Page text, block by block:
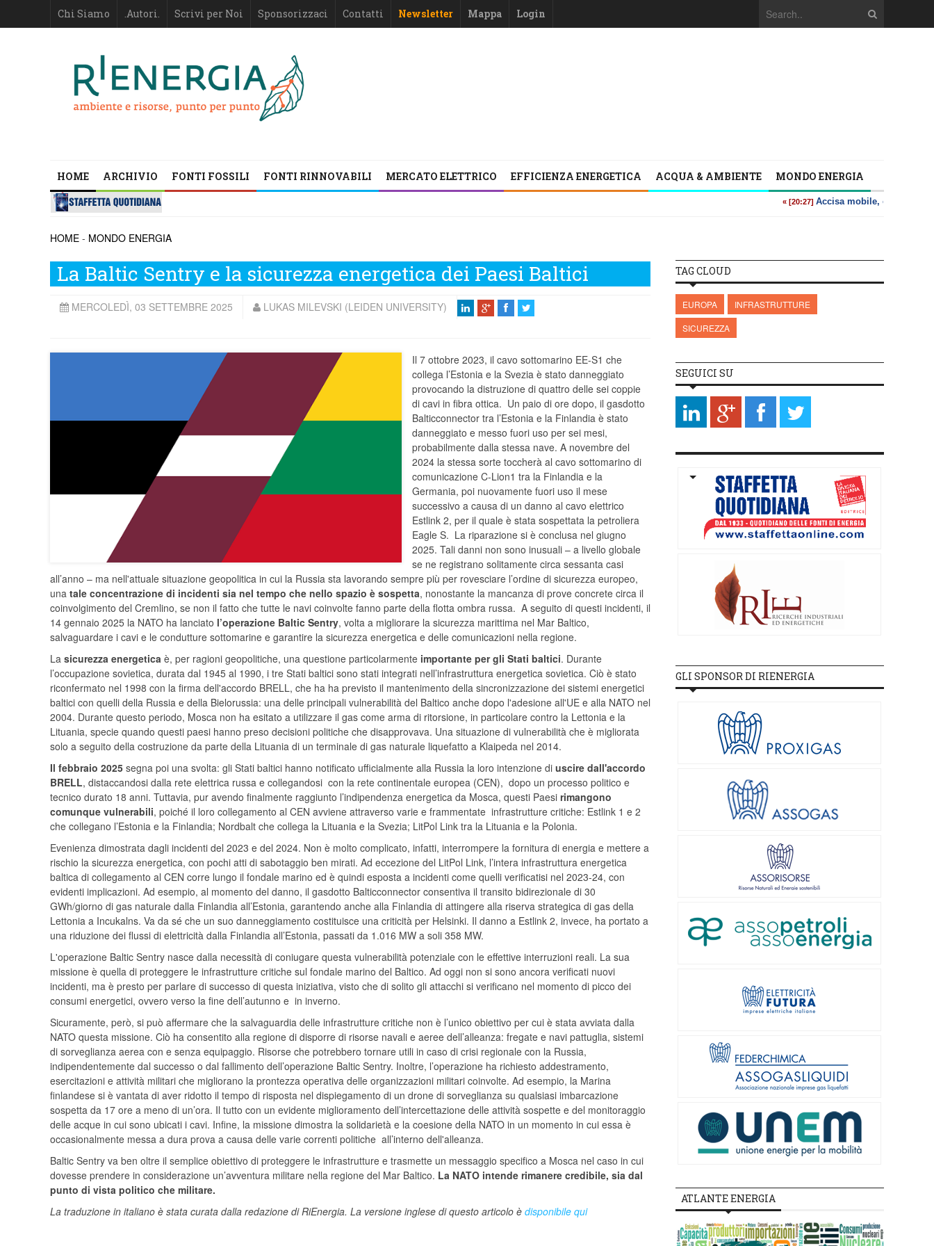
Chi Siamo .Autori. Scrivi per Noi Sponsorizzaci Contatti Newsletter Mappa Login
HOME ARCHIVIO FONTI FOSSILI FONTI RINNOVABILI MERCATO ELETTRICO EFFICIENZA ENERGETICA ACQUA & AMBIENTE MONDO ENERGIA
HOME - MONDO ENERGIA
La Baltic Sentry e la sicurezza energetica dei Paesi Baltici
MERCOLEDÌ, 03 SETTEMBRE 2025 LUKAS MILEVSKI (LEIDEN UNIVERSITY)
Il 7 ottobre 2023, il cavo sottomarino EE-S1 che
collega l’Estonia e la Svezia è stato danneggiato
provocando la distruzione di quattro delle sei coppie
di cavi in fibra ottica. Un paio di ore dopo, il gasdotto
Balticconnector tra l’Estonia e la Finlandia è stato
danneggiato e messo fuori uso per sei mesi,
probabilmente dalla stessa nave. A novembre del
2024 la stessa sorte toccherà al cavo sottomarino di
comunicazione C-Lion1 tra la Finlandia e la
Germania, poi nuovamente fuori uso il mese
successivo a causa di un danno al cavo elettrico
Estlink 2, per il quale è stata sospettata la petroliera
Eagle S. La riparazione si è conclusa nel giugno
2025. Tali danni non sono inusuali – a livello globale
se ne registrano solitamente circa sessanta casi
all’anno – ma nell'attuale situazione geopolitica in cui la Russia sta lavorando sempre più per rovesciare l’ordine di sicurezza europeo,
una tale concentrazione di incidenti sia nel tempo che nello spazio è sospetta, nonostante la mancanza di prove concrete circa il
coinvolgimento del Cremlino, se non il fatto che tutte le navi coinvolte fanno parte della flotta ombra russa. A seguito di questi incidenti, il
14 gennaio 2025 la NATO ha lanciato l’operazione Baltic Sentry, volta a migliorare la sicurezza marittima nel Mar Baltico,
salvaguardare i cavi e le condutture sottomarine e garantire la sicurezza energetica e delle comunicazioni nella regione.
La sicurezza energetica è, per ragioni geopolitiche, una questione particolarmente importante per gli Stati baltici. Durante
l’occupazione sovietica, durata dal 1945 al 1990, i tre Stati baltici sono stati integrati nell’infrastruttura energetica sovietica. Ciò è stato
riconfermato nel 1998 con la firma dell'accordo BRELL, che ha ha previsto il mantenimento della sincronizzazione dei sistemi energetici
baltici con quelli della Russia e della Bielorussia: una delle principali vulnerabilità del Baltico anche dopo l'adesione all'UE e alla NATO nel
2004. Durante questo periodo, Mosca non ha esitato a utilizzare il gas come arma di ritorsione, in particolare contro la Lettonia e la
Lituania, specie quando questi paesi hanno preso decisioni politiche che disapprovava. Una situazione di vulnerabilità che è migliorata
solo a seguito della costruzione da parte della Lituania di un terminale di gas naturale liquefatto a Klaipeda nel 2014.
Il febbraio 2025 segna poi una svolta: gli Stati baltici hanno notificato ufficialmente alla Russia la loro intenzione di uscire dall'accordo
BRELL, distaccandosi dalla rete elettrica russa e collegandosi con la rete continentale europea (CEN), dopo un processo politico e
tecnico durato 18 anni. Tuttavia, pur avendo finalmente raggiunto l’indipendenza energetica da Mosca, questi Paesi rimangono
comunque vulnerabili, poiché il loro collegamento al CEN avviene attraverso varie e frammentate infrastrutture critiche: Estlink 1 e 2
che collegano l’Estonia e la Finlandia; Nordbalt che collega la Lituania e la Svezia; LitPol Link tra la Lituania e la Polonia.
Evenienza dimostrata dagli incidenti del 2023 e del 2024. Non è molto complicato, infatti, interrompere la fornitura di energia e mettere a
rischio la sicurezza energetica, con pochi atti di sabotaggio ben mirati. Ad eccezione del LitPol Link, l’intera infrastruttura energetica
baltica di collegamento al CEN corre lungo il fondale marino ed è quindi esposta a incidenti come quelli verificatisi nel 2023-24, con
evidenti implicazioni. Ad esempio, al momento del danno, il gasdotto Balticconnector consentiva il transito bidirezionale di 30
GWh/giorno di gas naturale dalla Finlandia all’Estonia, garantendo anche alla Finlandia di attingere alla riserva strategica di gas della
Lettonia a Incukalns. Va da sé che un suo danneggiamento costituisce una criticità per Helsinki. Il danno a Estlink 2, invece, ha portato a
una riduzione dei flussi di elettricità dalla Finlandia all’Estonia, passati da 1.016 MW a soli 358 MW.
L'operazione Baltic Sentry nasce dalla necessità di coniugare questa vulnerabilità potenziale con le effettive interruzioni reali. La sua
missione è quella di proteggere le infrastrutture critiche sul fondale marino del Baltico. Ad oggi non si sono ancora verificati nuovi
incidenti, ma è presto per parlare di successo di questa iniziativa, visto che di solito gli attacchi si verificano nel momento di picco dei
consumi energetici, ovvero verso la fine dell’autunno e in inverno.
Sicuramente, però, si può affermare che la salvaguardia delle infrastrutture critiche non è l’unico obiettivo per cui è stata avviata dalla
NATO questa missione. Ciò ha consentito alla regione di disporre di risorse navali e aeree dell’alleanza: fregate e navi pattuglia, sistemi
di sorveglianza aerea con e senza equipaggio. Risorse che potrebbero tornare utili in caso di crisi regionale con la Russia,
indipendentemente dal successo o dal fallimento dell’operazione Baltic Sentry. Inoltre, l’operazione ha richiesto addestramento,
esercitazioni e attività militari che migliorano la prontezza operativa delle organizzazioni militari coinvolte. Ad esempio, la Marina
finlandese si è vantata di aver ridotto il tempo di risposta nel dispiegamento di un drone di sorveglianza su qualsiasi imbarcazione
sospetta da 17 ore a meno di un’ora. Il tutto con un evidente miglioramento dell’intercettazione delle attività sospette e del monitoraggio
delle acque in cui sono ubicati i cavi. Infine, la missione dimostra la solidarietà e la coesione della NATO in un momento in cui essa è
occasionalmente messa a dura prova a causa delle varie correnti politiche all’interno dell'alleanza.
Baltic Sentry va ben oltre il semplice obiettivo di proteggere le infrastrutture e trasmette un messaggio specifico a Mosca nel caso in cui
dovesse prendere in considerazione un’avventura militare nella regione del Mar Baltico. La NATO intende rimanere credibile, sia dal
punto di vista politico che militare.
La traduzione in italiano è stata curata dalla redazione di RiEnergia. La versione inglese di questo articolo è disponibile qui
TAG CLOUD
EUROPA
INFRASTRUTTURE
SICUREZZA
SEGUICI SU
GLI SPONSOR DI RIENERGIA
ATLANTE ENERGIA